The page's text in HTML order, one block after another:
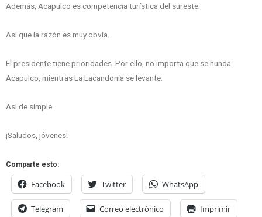
Además, Acapulco es competencia turística del sureste.
Así que la razón es muy obvia.
El presidente tiene prioridades. Por ello, no importa que se hunda
Acapulco, mientras La Lacandonia se levante.
Así de simple.
¡Saludos, jóvenes!
Comparte esto:
Facebook Twitter WhatsApp
Telegram Correo electrónico Imprimir